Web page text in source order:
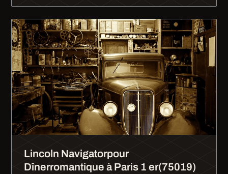
Lincoln Navigatorpour
Dînerromantique à Paris 1 er(75019)